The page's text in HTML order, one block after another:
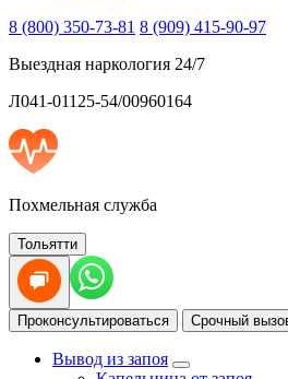
8 (800) 350-73-81 8 (909) 415-90-97
Выездная наркология 24/7
Л041-01125-54/00960164
Похмельная служба
Тольятти
Проконсультироваться Срочный
Вывод из запоя